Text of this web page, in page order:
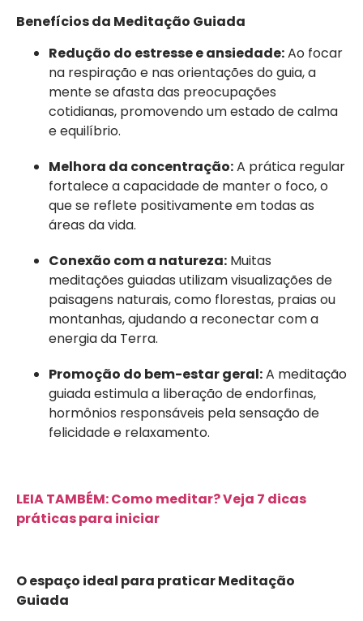
Benefícios da Meditação Guiada
Redução do estresse e ansiedade:Ao focar
na respiração e nas orientações do guia, a
mente se afasta das preocupações
cotidianas, promovendo um estado de calma
e equilíbrio.
Melhora da concentração:A prática regular
fortalece a capacidade de manter o foco, o
que se reflete positivamente em todas as
áreas da vida.
Conexão com a natureza: Muitas
meditações guiadas utilizam visualizações de
paisagens naturais, como florestas, praias ou
montanhas, ajudando a reconectar com a
energia da Terra.
Promoção do bem-estar geral:A meditação
guiada estimula a liberação de endorfinas,
hormônios responsáveis pela sensação de
felicidade e relaxamento.
LEIA TAMBÉM: Como meditar? Veja 7 dicas
práticas para iniciar
O espaço ideal para praticar Meditação
Guiada